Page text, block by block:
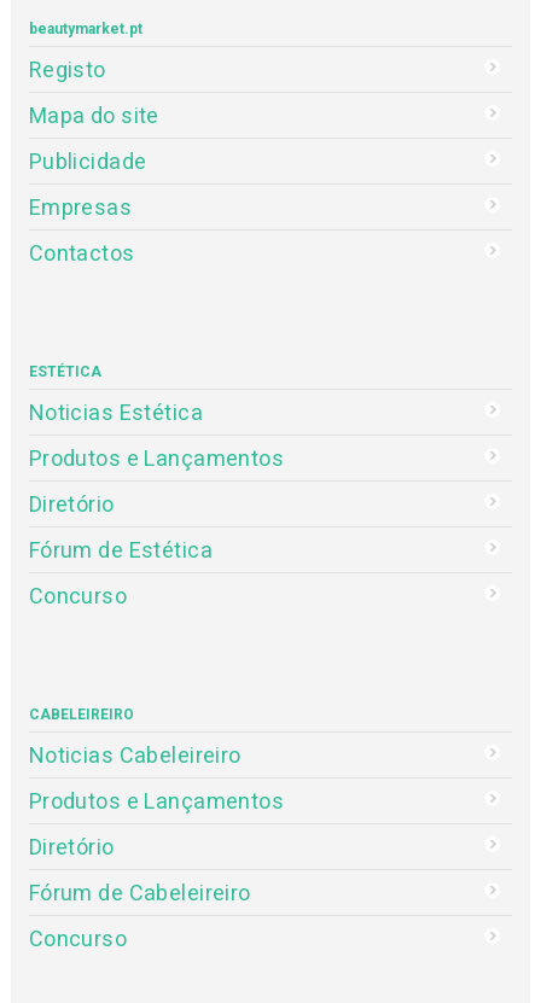
beautymarket.pt
Registo
Mapa do site
Publicidade
Empresas
Contactos
ESTÉTICA
Noticias Estética
Produtos e Lançamentos
Diretório
Fórum de Estética
Concurso
CABELEIREIRO
Noticias Cabeleireiro
Produtos e Lançamentos
Diretório
Fórum de Cabeleireiro
Concurso